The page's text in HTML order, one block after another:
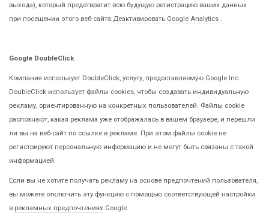
выхода), который предотвратит всю будущую регистрацию ваших данных
при посещении этого веб-сайта:Деактивировать Google Analytics .
Google DoubleClick
Компания использует DoubleClick, услугу, предоставляемую Google Inc.
DoubleClick использует файлы cookies, чтобы создавать индивидуальную
рекламу, ориентированную на конкретных пользователей. Файлы cookie
распознают, какая реклама уже отображалась в вашем браузере, и перешли
ли вы на веб-сайт по ссылке в рекламе. При этом файлы cookie не
регистрируют персональную информацию и не могут быть связаны с такой
информацией.
Если вы не хотите получать рекламу на основе предпочтений пользователя,
вы можете отключить эту функцию с помощью соответствующей настройки
в рекламных предпочтениях Google.